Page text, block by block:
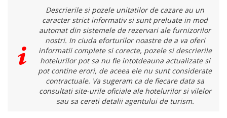
Descrierile si pozele unitatilor de cazare au un
caracter strict informativ si sunt preluate in mod
automat din sistemele de rezervari ale furnizorilor
nostri. In ciuda eforturilor noastre de a va oferi
informatii complete si corecte, pozele si descrierile
hotelurilor pot sa nu fie intotdeauna actualizate si
pot contine erori, de aceea ele nu sunt considerate
contractuale. Va sugeram ca de fiecare data sa
consultati site-urile oficiale ale hotelurilor si vilelor
sau sa cereti detalii agentului de turism.